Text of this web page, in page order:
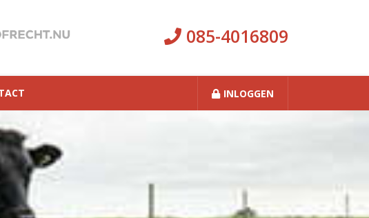
085-4016809
INLOGGEN